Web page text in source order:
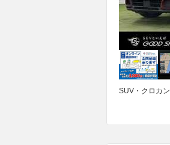
SUV・クロカン